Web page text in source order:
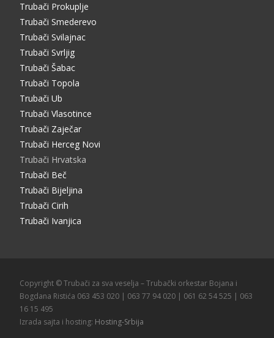
Trubači Prokuplje
Trubači Smederevo
Trubači Svilajnac
Trubači Svrljig
Trubači Šabac
Trubači Topola
Trubači Ub
Trubači Vlasotince
Trubači Zaječar
Trubači Herceg Novi
Trubači Hrvatska
Trubači Beč
Trubači Bijeljina
Trubači Cirih
Trubači Ivanjica
Copyright © Trubači za sva veselja – Trubački orkestar Bojana i
Bogdana Ristića 063 453 020 | 063 77 94 020 | 061 62 54 525 | 063
16 15 495
Izrada sajta i hosting: Hosting-Srbija